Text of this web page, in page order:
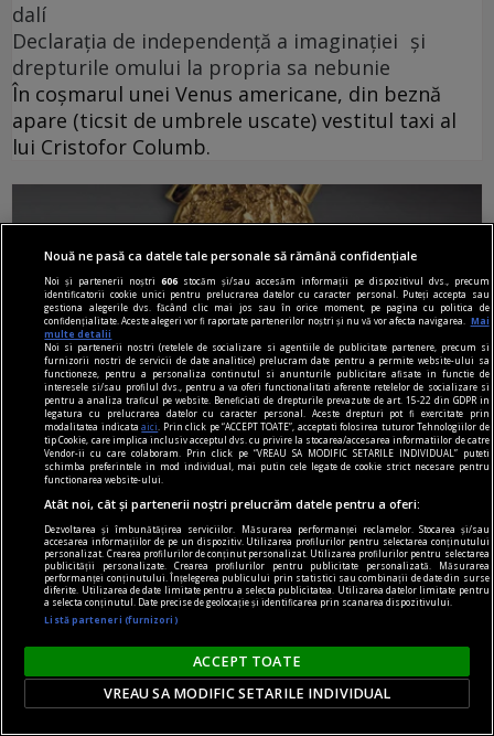
dalí
Declarația de independență a imaginației și
drepturile omului la propria sa nebunie
În coșmarul unei Venus americane, din beznă
apare (ticsit de umbrele uscate) vestitul taxi al
lui Cristofor Columb.
dalí
Gala
Numai Gala și Dalí sînt deghizați într‑o mitologie
deja indestructibilă.
Nouă ne pasă ca datele tale personale să rămână confidențiale
Noi și partenerii noștri606 stocăm și/sau accesăm informații pe dispozitivul dvs., precum
identificatorii cookie unici pentru prelucrarea datelor cu caracter personal. Puteți accepta sau
gestiona alegerile dvs. făcând clic mai jos sau în orice moment, pe pagina cu politica de
confidențialitate. Aceste alegeri vor fi raportate partenerilor noștri și nu vă vor afecta navigarea.
Mai
multe detalii
Noi si partenerii nostri (retelele de socializare si agentiile de publicitate partenere, precum si
furnizorii nostri de servicii de date analitice) prelucram date pentru a permite website-ului sa
functioneze, pentru a personaliza continutul si anunturile publicitare afisate in functie de
interesele si/sau profilul dvs., pentru a va oferi functionalitati aferente retelelor de socializare si
pentru a analiza traficul pe website. Beneficiati de drepturile prevazute de art. 15-22 din GDPR in
legatura cu prelucrarea datelor cu caracter personal. Aceste drepturi pot fi exercitate prin
modalitatea indicataaici
. Prin click pe “ACCEPT TOATE”, acceptati folosirea tuturor Tehnologiilor de
tip Cookie, care implica inclusiv acceptul dvs. cu privire la stocarea/accesarea informatiilor de catre
Vendor-ii cu care colaboram. Prin click pe “VREAU SA MODIFIC SETARILE INDIVIDUAL” puteti
schimba preferintele in mod individual, mai putin cele legate de cookie strict necesare pentru
functionarea website-ului.
Atât noi, cât și partenerii noștri prelucrăm datele pentru a oferi:
Dezvoltarea și îmbunătățirea serviciilor. Măsurarea performanței reclamelor. Stocarea și/sau
accesarea informațiilor de pe un dispozitiv. Utilizarea profilurilor pentru selectarea conținutului
personalizat. Crearea profilurilor de conținut personalizat. Utilizarea profilurilor pentru selectarea
publicității personalizate. Crearea profilurilor pentru publicitate personalizată. Măsurarea
performanței conținutului. Înțelegerea publicului prin statistici sau combinații de date din surse
diferite. Utilizarea de date limitate pentru a selecta publicitatea. Utilizarea datelor limitate pentru
a selecta conținutul. Date precise de geolocație și identificarea prin scanarea dispozitivului.
Listă parteneri (furnizori)
ACCEPT TOATE
VREAU SA MODIFIC SETARILE INDIVIDUAL